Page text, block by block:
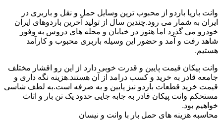
وانت باریا باردو از محبوب ترین وسایل حمل و نقل و باربری در
ایران به شمار می رود.چندین سال از تولید آخرین باردوهای ایران
خودرو می گذرد اما هنوز در خیابان و محله های دروس به وفور
شاهد رفت و آمد و حضور این وسیله باربری محبوب و کارآمد
هستیم.
وانت پیکان قیمت پایین و قدرت خوبی دارد از این رو اقشار مختلف
جامعه قادر به خرید و کسب درامد از آن هستند.هزینه نگه داری و
قیمت خرید قطعات باردو نیز پایین و به صرفه است.به لطف شاسی
مستحکم وانت پیکان قادر به جابه جایی حدود یک تن بار و اثاث
خواهیم بود.
محاسبه هزینه های حمل بار با وانت و نیسان